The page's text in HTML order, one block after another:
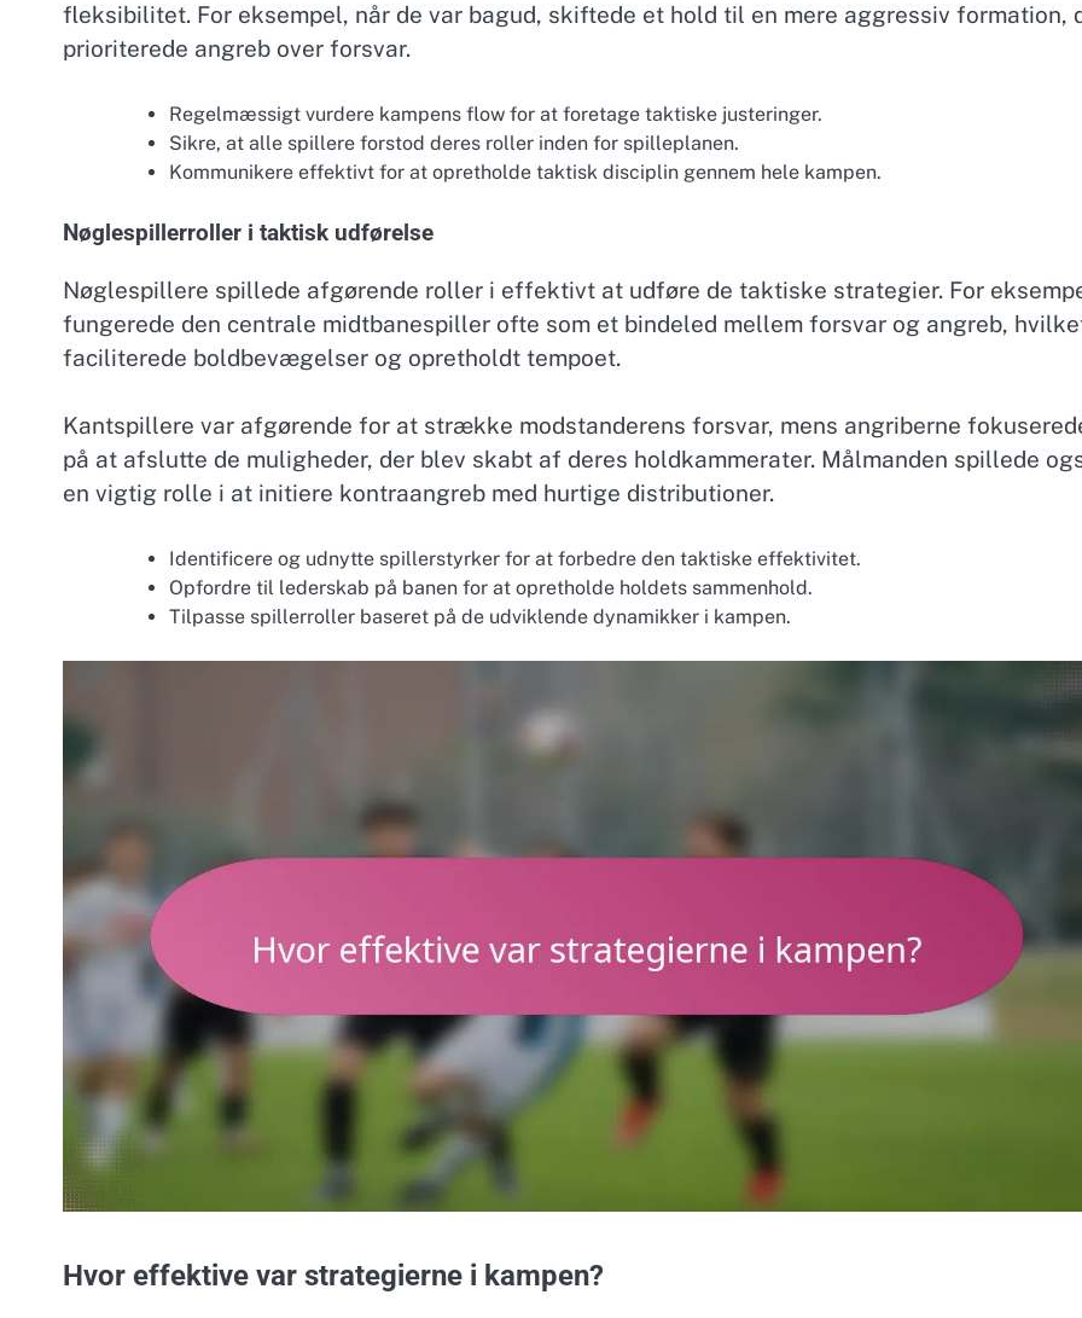
fleksibilitet. For eksempel, når de var bagud, skiftede et hold til en mere aggressiv formation,
prioriterede angreb over forsvar.
Regelmæssigt vurdere kampens flow for at foretage taktiske justeringer.
Sikre, at alle spillere forstod deres roller inden for spilleplanen.
Kommunikere effektivt for at opretholde taktisk disciplin gennem hele kampen.
Nøglespillerroller i taktisk udførelse
Nøglespillere spillede afgørende roller i effektivt at udføre de taktiske strategier. For
fungerede den centrale midtbanespiller ofte som et bindeled mellem forsvar og angreb,
faciliterede boldbevægelser og opretholdt tempoet.
Kantspillere var afgørende for at strække modstanderens forsvar, mens angriberne
på at afslutte de muligheder, der blev skabt af deres holdkammerater. Målmanden spillede
en vigtig rolle i at initiere kontraangreb med hurtige distributioner.
Identificere og udnytte spillerstyrker for at forbedre den taktiske effektivitet.
Opfordre til lederskab på banen for at opretholde holdets sammenhold.
Tilpasse spillerroller baseret på de udviklende dynamikker i kampen.
Hvor effektive var strategierne i kampen?